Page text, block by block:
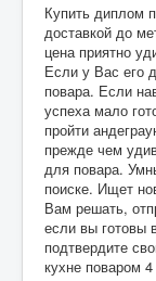
Купить диплом
доставкой до
цена приятно
Если у Вас его
повара. Если
успеха мало
пройти
прежде чем
для повара.
поиске. Ищет
Вам решать,
если вы готовы
подтвердите
кухне поваром